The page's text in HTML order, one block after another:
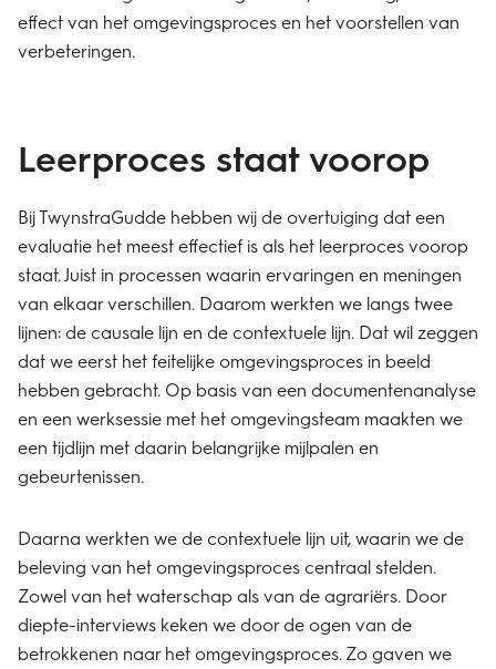
effect van het omgevingsproces en het voorstellen van
verbeteringen.
Leerproces staat voorop
Bij TwynstraGudde hebben wij de overtuiging dat een
evaluatie het meest effectief is als het leerproces voorop
staat. Juist in processen waarin ervaringen en meningen
van elkaar verschillen. Daarom werkten we langs twee
lijnen: de causale lijn en de contextuele lijn. Dat wil zeggen
dat we eerst het feitelijke omgevingsproces in beeld
hebben gebracht. Op basis van een documentenanalyse
en een werksessie met het omgevingsteam maakten we
een tijdlijn met daarin belangrijke mijlpalen en
gebeurtenissen.
Daarna werkten we de contextuele lijn uit, waarin we de
beleving van het omgevingsproces centraal stelden.
Zowel van het waterschap als van de agrariërs. Door
diepte-interviews keken we door de ogen van de
betrokkenen naar het omgevingsproces. Zo gaven we